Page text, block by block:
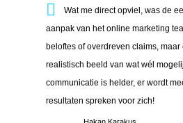
Wat me direct opviel, was de
aanpak van het online marketing
beloftes of overdreven claims,
realistisch beeld van wat wél
communicatie is helder, er wordt
resultaten spreken voor zich!
Wat me direct opviel, was de